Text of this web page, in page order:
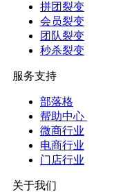
拼团裂变
会员裂变
团队裂变
秒杀裂变
服务支持
部落格
帮助中心
微商行业
电商行业
门店行业
关于我们